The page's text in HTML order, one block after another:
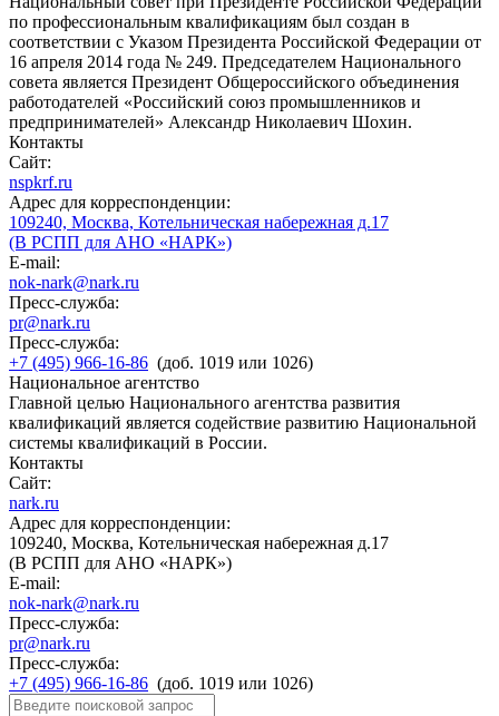
по профессиональным квалификациям был создан в
соответствии с Указом Президента Российской Федерации от
16 апреля 2014 года № 249. Председателем Национального
совета является Президент Общероссийского объединения
работодателей «Российский союз промышленников и
предпринимателей» Александр Николаевич Шохин.
Контакты
Сайт:
nspkrf.ru
Адрес для корреспонденции:
109240, Москва, Котельническая набережная д.17
(В РСПП для АНО «НАРК»)
E-mail:
nok-nark@nark.ru
Пресс-служба:
pr@nark.ru
Пресс-служба:
+7 (495) 966-16-86 (доб. 1019 или 1026)
Национальное агентство
Главной целью Национального агентства развития
квалификаций является содействие развитию Национальной
системы квалификаций в России.
Контакты
Сайт:
nark.ru
Адрес для корреспонденции:
109240, Москва, Котельническая набережная д.17
(В РСПП для АНО «НАРК»)
E-mail:
nok-nark@nark.ru
Пресс-служба:
pr@nark.ru
Пресс-служба:
+7 (495) 966-16-86 (доб. 1019 или 1026)